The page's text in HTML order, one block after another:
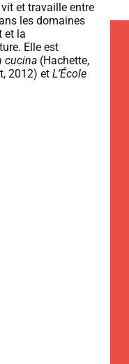
vit et travaille entre
les domaines
et la
Elle est
cucina (Hachette,
2012) et L’École